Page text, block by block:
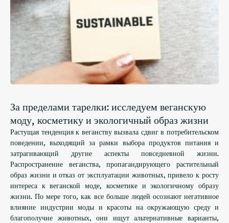
За пределами тарелки: исследуем веганскую
моду, косметику и экологичный образ жизни
Растущая тенденция к веганству вызвала сдвиг в потребительском
поведении, выходящий за рамки выбора продуктов питания и
затрагивающий другие аспекты повседневной жизни.
Распространение веганства, пропагандирующего растительный
образ жизни и отказ от эксплуатации животных, привело к росту
интереса к веганской моде, косметике и экологичному образу
жизни. По мере того, как все больше людей осознают негативное
влияние индустрии моды и красоты на окружающую среду и
благополучие животных, они ищут альтернативные варианты,